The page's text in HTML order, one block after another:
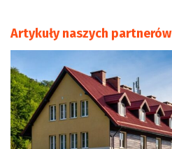
Artykuły naszych partnerów